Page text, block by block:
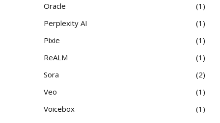
Oracle
1
Perplexity AI
1
Pixie
1
ReALM
1
Sora
2
Veo
1
Voicebox
1